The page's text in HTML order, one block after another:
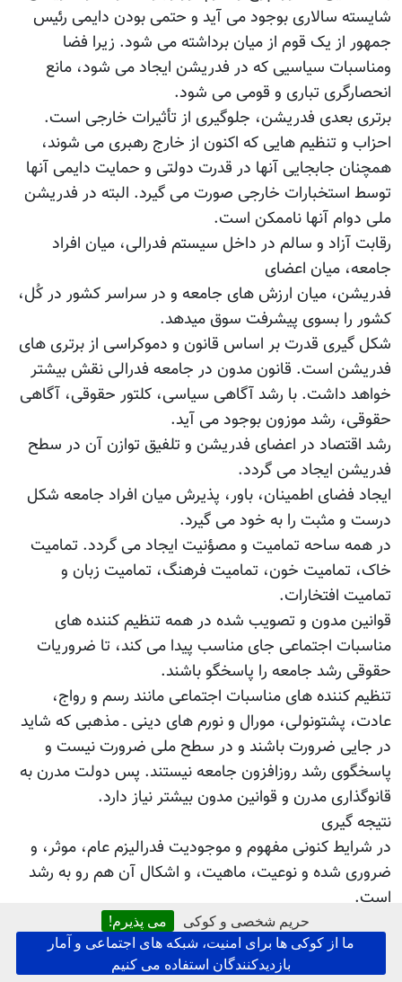
حریم شخصی و کوکی
می پذیرم!
ما از کوکی ها برای امنیت، شبکه های اجتماعی و آمار
بازدیدکنندگان استفاده می کنیم
شایسته سالاری بوجود می آید و حتمی بودن دایمی رئیس
جمهور از یک قوم از میان برداشته می شود. زیرا فضا
ومناسبات سیاسیی که در فدریشن ایجاد می شود، مانع
انحصارگری تباری و قومی می شود.
برتری بعدی فدریشن، جلوگیری از تأثیرات خارجی است.
احزاب و تنظیم هایی که اکنون از خارج رهبری می شوند،
همچنان جابجایی آنها در قدرت دولتی و حمایت دایمی آنها
توسط استخبارات خارجی صورت می گیرد. البته در فدریشن
ملی دوام آنها ناممکن است.
رقابت آزاد و سالم در داخل سیستم فدرالی، میان افراد
جامعه، میان اعضای
فدریشن، میان ارزش های جامعه و در سراسر کشور در کُل،
کشور را بسوی پیشرفت سوق میدهد.
شکل گیری قدرت بر اساس قانون و دموکراسی از برتری های
فدریشن است. قانون مدون در جامعه فدرالی نقش بیشتر
خواهد داشت. با رشد آگاهی سیاسی، کلتور حقوقی، آگاهی
حقوقی، رشد موزون بوجود می آید.
رشد اقتصاد در اعضای فدریشن و تلفیق توازن آن در سطح
فدریشن ایجاد می گردد.
ایجاد فضای اطمینان، باور، پذیرش میان افراد جامعه شکل
درست و مثبت را به خود می گیرد.
در همه ساحه تمامیت و مصؤنیت ایجاد می گردد. تمامیت
خاک، تمامیت خون، تمامیت فرهنگ، تمامیت زبان و
تمامیت افتخارات.
قوانین مدون و تصویب شده در همه تنظیم کننده های
مناسبات اجتماعی جای مناسب پیدا می کند، تا ضروریات
حقوقی رشد جامعه را پاسخگو باشند.
تنظیم کننده های مناسبات اجتماعی مانند رسم و رواج،
عادت، پشتونولی، مورال و نورم های دینی ـ مذهبی که شاید
در جایی ضرورت باشند و در سطح ملی ضرورت نیست و
پاسخگوی رشد روزافزون جامعه نیستند. پس دولت مدرن به
قانوگذاری مدرن و قوانین مدون بیشتر نیاز دارد.
نتیجه گیری
در شرایط کنونی مفهوم و موجودیت فدرالیزم عام، موثر، و
ضروری شده و نوعیت، ماهیت، و اشکال آن هم رو به رشد
است.
جهانی شدن به ضروری بودن و مبرمیت فدرالیزم افزوده
است. زیرا رشد اقتصاد و روابط سالم اقتصادی در دولت
فدرالی آسان تر، مطمئن تر و دوامدار تر است.